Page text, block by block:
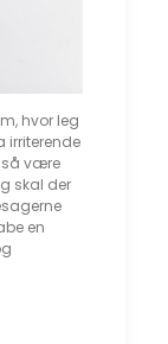
hvor leg
irriterende
være
skal der
en